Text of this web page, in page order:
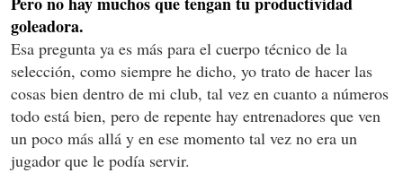
goleadora.
Esa pregunta ya es más para el cuerpo técnico de la
selección, como siempre he dicho, yo trato de hacer las
cosas bien dentro de mi club, tal vez en cuanto a números
todo está bien, pero de repente hay entrenadores que ven
un poco más allá y en ese momento tal vez no era un
jugador que le podía servir.